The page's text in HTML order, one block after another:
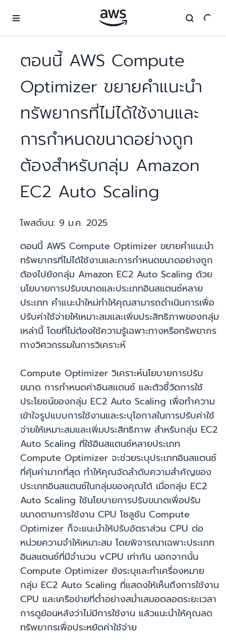
ตอนนี้ AWS Compute
Optimizer ขยายคำแนะนำ
ทรัพยากรที่ไม่ได้ใช้งานและ
การกำหนดขนาดอย่างถูก
ต้องสำหรับกลุ่ม Amazon
EC2 Auto Scaling
โพสต์บน: 9 ม.ค. 2025
ตอนนี้ AWS Compute Optimizer ขยายคำแนะนำ
ทรัพยากรที่ไม่ได้ใช้งานและการกำหนดขนาดอย่างถูก
ต้องไปยังกลุ่ม Amazon EC2 Auto Scaling ด้วย
นโยบายการปรับขนาดและประเภทอินสแตนซ์หลาย
ประเภท คำแนะนำใหม่ทำให้คุณสามารถดำเนินการเพื่อ
ปรับค่าใช้จ่ายให้เหมาะสมและเพิ่มประสิทธิภาพของกลุ่ม
เหล่านี้ โดยที่ไม่ต้องใช้ความรู้เฉพาะทางหรือทรัพยากร
ทางวิศวกรรมในการวิเคราะห์
Compute Optimizer วิเคราะห์นโยบายการปรับ
ขนาด การกำหนดค่าอินสแตนซ์ และตัวชี้วัดการใช้
ประโยชน์ของกลุ่ม EC2 Auto Scaling เพื่อทำความ
เข้าใจรูปแบบการใช้งานและระบุโอกาสในการปรับค่าใช้
จ่ายให้เหมาะสมและเพิ่มประสิทธิภาพ สำหรับกลุ่ม EC2
Auto Scaling ที่ใช้อินสแตนซ์หลายประเภท
Compute Optimizer จะช่วยระบุประเภทอินสแตนซ์
ที่คุ้มค่ามากที่สุด ทำให้คุณจัดลำดับความสำคัญของ
ประเภทอินสแตนซ์ในกลุ่มของคุณได้ เมื่อกลุ่ม EC2
Auto Scaling ใช้นโยบายการปรับขนาดเพื่อปรับ
ขนาดตามการใช้งาน CPU โซลูชัน Compute
Optimizer ก็จะแนะนำให้ปรับอัตราส่วน CPU ต่อ
หน่วยความจำให้เหมาะสม โดยพิจารณาเฉพาะประเภท
อินสแตนซ์ที่มีจำนวน vCPU เท่ากัน นอกจากนั้น
Compute Optimizer ยังระบุและทำเครื่องหมาย
กลุ่ม EC2 Auto Scaling ที่แสดงให้เห็นถึงการใช้งาน
CPU และเครือข่ายที่ต่ำอย่างสม่ำเสมอตลอดระยะเวลา
การดูย้อนหลังว่าไม่มีการใช้งาน แล้วแนะนำให้คุณลด
ทรัพยากรเพื่อประหยัดค่าใช้จ่าย